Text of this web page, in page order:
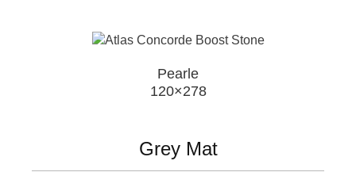
Pearle
120×278
Grey Mat